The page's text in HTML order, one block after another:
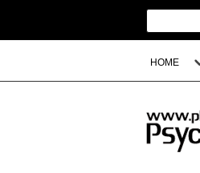
HOME